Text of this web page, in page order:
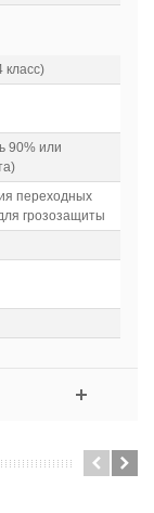
класс)
90% или
переходных
грозозащиты